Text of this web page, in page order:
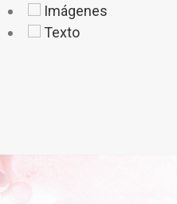
Imágenes
Texto